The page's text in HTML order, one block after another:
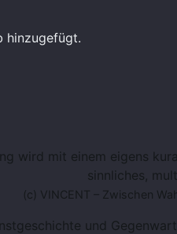
hinzugefügt.
wird mit einem eigens
sinnliches,
(c) VINCENT – Zwischen
und